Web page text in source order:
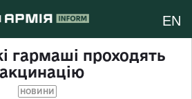
EN
гармаші проходять
НОВИНИ